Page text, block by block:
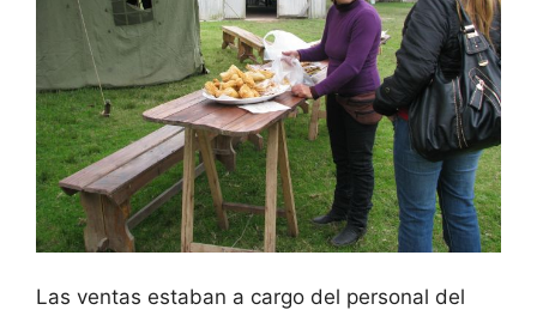
Las ventas estaban a cargo del personal del